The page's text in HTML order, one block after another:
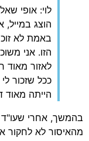
לוי: אופי
הוצג במייל,
באמת לא
הזו. אני
לאזור מאוד
ככל שזכור
הייתה מאוד
בהמשך, אחרי שעו"ד
מהאיסור לא לחקור